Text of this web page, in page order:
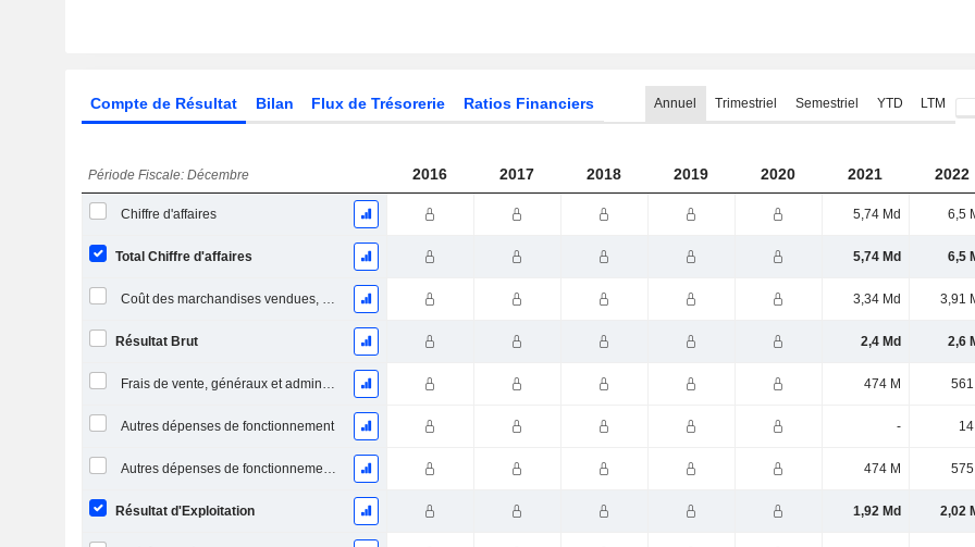
Compte de Résultat Bilan Flux de Trésorerie Ratios Financiers Annuel Trimestriel Semestriel YTD LTM
Période Fiscale: Décembre 2016 2017 2018 2019 2020 2021 2022
Chiffre d'affaires 5,74 Md 6,5
Total Chiffre d'affaires 5,74 Md 6,5
Coût des marchandises vendues, total 3,34 Md 3,91
Résultat Brut 2,4 Md 2,6
Frais de vente, généraux et administratifs, total 474 M 561
Autres dépenses de fonctionnement -
Autres dépenses de fonctionnement, total 474 M 575
Résultat d'Exploitation 1,92 Md 2,02